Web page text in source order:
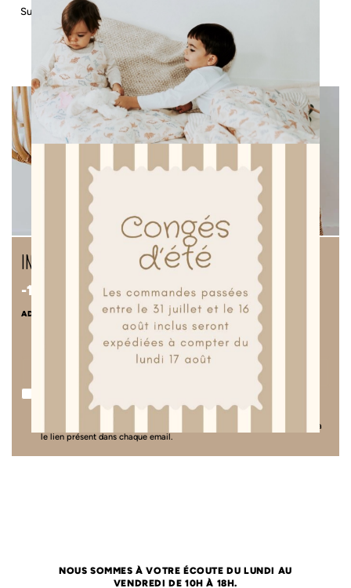
Sur l’ensemble de nos articles
Paiement en 2x, 3x ou 4x
inscription à notre newsletter
-10% sur votre première commande.
ADRESSE E-MAIL
J'accepte de recevoir la newsletter de la Manufacture des Bébés
Français, avec un suivi d'ouverture par pixel pour personnaliser son
mail à des tiers. Vous pouvez retirer ce consentement à tout moment via
le lien présent dans chaque email.
NOUS SOMMES À VOTRE ÉCOUTE DU LUNDI AU
VENDREDI DE 10H À 18H.